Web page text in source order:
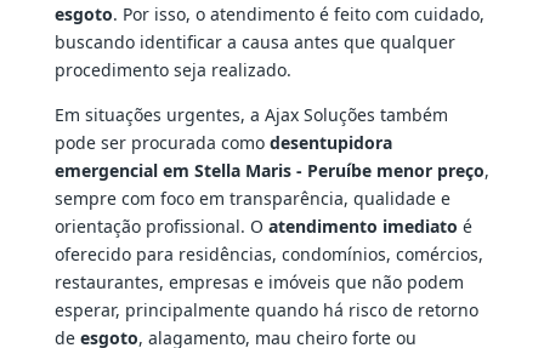
esgoto. Por isso, o atendimento é feito com cuidado,
buscando identificar a causa antes que qualquer
procedimento seja realizado.
Em situações urgentes, a Ajax Soluções também
pode ser procurada como desentupidora
emergencial em Stella Maris - Peruíbe menor preço,
sempre com foco em transparência, qualidade e
orientação profissional. O atendimento imediato é
oferecido para residências, condomínios, comércios,
restaurantes, empresas e imóveis que não podem
esperar, principalmente quando há risco de retorno
de esgoto, alagamento, mau cheiro forte ou